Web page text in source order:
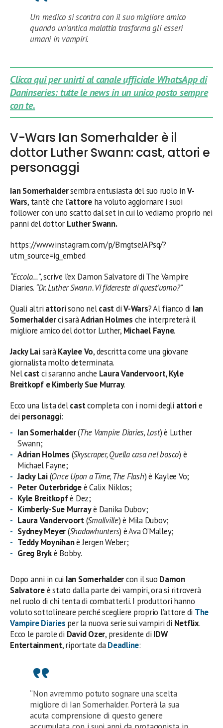
Un medico si scontra con il suo migliore amico
quando un’antica malattia trasforma gli esseri
umani in vampiri.
Clicca qui per unirti al canale ufficiale WhatsApp di
Daninseries: tutte le news in un unico posto sempre
con te.
V-Wars Ian Somerhalder è il
dottor Luther Swann: cast, attori e
personaggi
Ian Somerhaldersembra entusiasta del suo ruolo inV-
Wars, tant’è che l’attoreha voluto aggiornare i suoi
follower con uno scatto dal set in cui lo vediamo proprio nei
panni del dottor Luther Swann.
https://www.instagram.com/p/BmgtseJAPsq/?
utm_source=ig_embed
“Eccolo…”, scrive l’ex Damon Salvatore di The Vampire
Diaries. “Dr. Luther Swann. Vi fidereste di quest’uomo?”
Quali altri attorisono nelcastdiV-Wars? Al fianco di Ian
Somerhalderci saràAdrian Holmes che interpreterà il
migliore amico del dottor Luther, Michael Fayne.
Jacky LaisaràKaylee Vo, descritta come una giovane
giornalista molto determinata.
Nelcastci saranno anche Laura Vandervoort, Kyle
Breitkopf e Kimberly Sue Murray.
Ecco una lista delcastcompleta con i nomi degli attorie
dei personaggi:
Ian Somerhalder(The Vampire Diaries, Lost) è Luther
Swann;
Adrian Holmes (Skyscraper, Quella casa nel bosco) è
Michael Fayne;
Jacky Lai(Once Upon a Time, The Flash) è Kaylee Vo;
Peter Outerbridgeè Calix Niklos;
Kyle Breitkopfè Dez;
Kimberly-Sue Murrayè Danika Dubov;
Laura Vandervoort(Smallville) è Mila Dubov;
Sydney Meyer(Shadowhunters) è Ava O’Malley;
Teddy Moynihanè Jergen Weber;
Greg Brykè Bobby.
Dopo anni in cui Ian Somerhaldercon il suo Damon
Salvatoreè stato dalla parte dei vampiri, ora si ritroverà
nel ruolo di chi tenta di combatterli. I produttori hanno
voluto sottolineare perché scegliere proprio l’attore di The
Vampire Diaries per la nuova serie sui vampiri di Netflix.
Ecco le parole di David Ozer, presidente di IDW
Entertainment, riportate daDeadline:
“Non avremmo potuto sognare una scelta
migliore di Ian Somerhalder. Porterà la sua
acuta comprensione di questo genere